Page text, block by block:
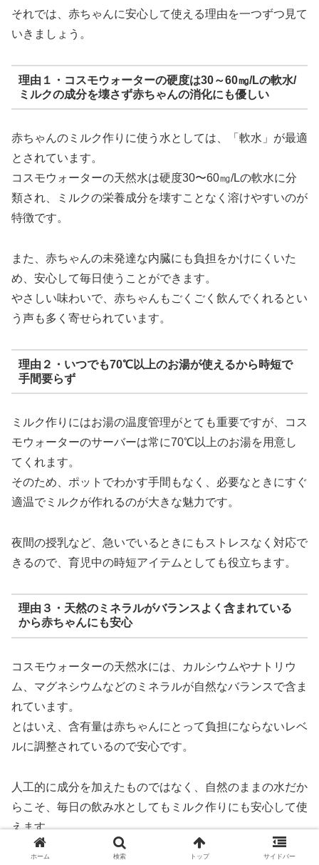
それでは、赤ちゃんに安心して使える理由を一つずつ見て
いきましょう。
理由１・コスモウォーターの硬度は30～60㎎/Lの軟水/
ミルクの成分を壊さず赤ちゃんの消化にも優しい
赤ちゃんのミルク作りに使う水としては、「軟水」が最適
とされています。
コスモウォーターの天然水は硬度30〜60㎎/Lの軟水に分
類され、ミルクの栄養成分を壊すことなく溶けやすいのが
特徴です。
また、赤ちゃんの未発達な内臓にも負担をかけにくいた
め、安心して毎日使うことができます。
やさしい味わいで、赤ちゃんもごくごく飲んでくれるとい
う声も多く寄せられています。
理由２・いつでも70℃以上のお湯が使えるから時短で
手間要らず
ミルク作りにはお湯の温度管理がとても重要ですが、コス
モウォーターのサーバーは常に70℃以上のお湯を用意し
てくれます。
そのため、ポットでわかす手間もなく、必要なときにすぐ
適温でミルクが作れるのが大きな魅力です。
夜間の授乳など、急いでいるときにもストレスなく対応で
きるので、育児中の時短アイテムとしても役立ちます。
理由３・天然のミネラルがバランスよく含まれている
から赤ちゃんにも安心
コスモウォーターの天然水には、カルシウムやナトリウ
ム、マグネシウムなどのミネラルが自然なバランスで含ま
れています。
とはいえ、含有量は赤ちゃんにとって負担にならないレベ
ルに調整されているので安心です。
人工的に成分を加えたものではなく、自然のままの水だか
らこそ、毎日の飲み水としてもミルク作りにも安心して使
えます。
ホーム 検索 トップ サイドバー